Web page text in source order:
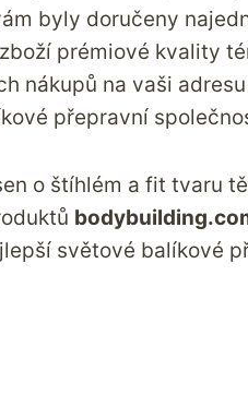
byly doručeny
prémiové kvality
nákupů na vaši
přepravní
o štíhlém a fit tvaru
světové balíkové